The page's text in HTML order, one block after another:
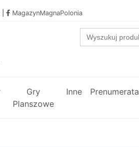
MagazynMagnaPolonia
Search
for:
Gry
Planszowe
Inne Prenumerata